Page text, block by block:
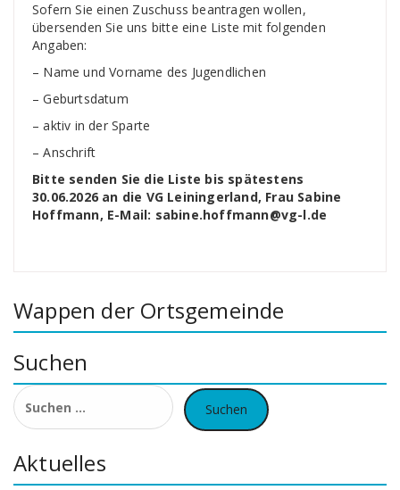
Sofern Sie einen Zuschuss beantragen wollen,
übersenden Sie uns bitte eine Liste mit folgenden
Angaben:
– Name und Vorname des Jugendlichen
– Geburtsdatum
– aktiv in der Sparte
– Anschrift
Bitte senden Sie die Liste bis spätestens
30.06.2026 an die VG Leiningerland, Frau Sabine
Hoffmann, E-Mail: sabine.hoffmann@vg-l.de
Wappen der Ortsgemeinde
Suchen
Suchen
nach:
Aktuelles